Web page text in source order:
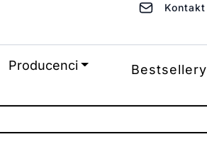
Kontakt
Producenci Bestsellery